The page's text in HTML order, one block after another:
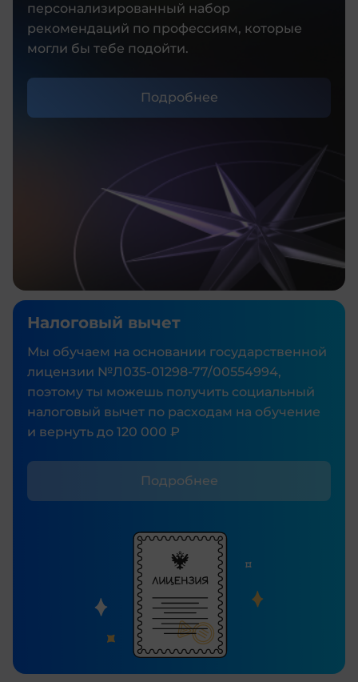
персонализированный набор
рекомендаций по профессиям, которые
могли бы тебе подойти.
Подробнее
Налоговый вычет
Мы обучаем на основании государственной
лицензии №Л035‑01298‑77/00554994,
поэтому ты можешь получить социальный
налоговый вычет по расходам на обучение
и вернуть до 120 000 ₽
Подробнее